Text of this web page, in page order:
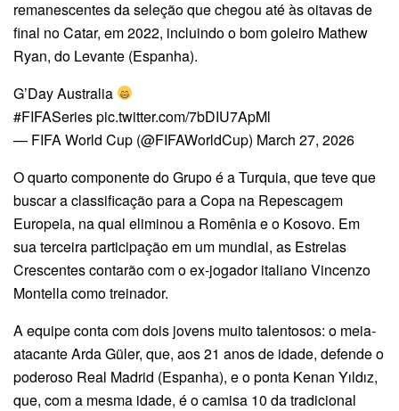
remanescentes da seleção que chegou até às oitavas de
final no Catar, em 2022, incluindo o bom goleiro Mathew
Ryan, do Levante (Espanha).
G’Day Australia
#FIFASeries pic.twitter.com/7bDIU7ApMl
— FIFA World Cup (@FIFAWorldCup) March 27, 2026
O quarto componente do Grupo é a Turquia, que teve que
buscar a classificação para a Copa na Repescagem
Europeia, na qual eliminou a Romênia e o Kosovo. Em
sua terceira participação em um mundial, as Estrelas
Crescentes contarão com o ex-jogador italiano Vincenzo
Montella como treinador.
A equipe conta com dois jovens muito talentosos: o meia-
atacante Arda Güler, que, aos 21 anos de idade, defende o
poderoso Real Madrid (Espanha), e o ponta Kenan Yıldız,
que, com a mesma idade, é o camisa 10 da tradicional